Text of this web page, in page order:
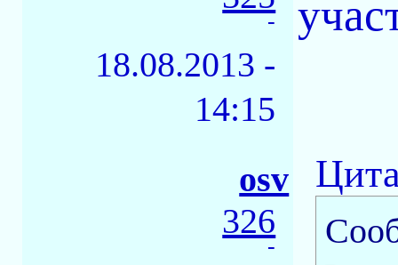
-
18.08.2013 -
14:15
osv
326
-